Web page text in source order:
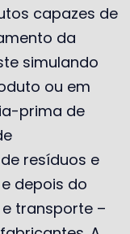
capazes de
da
simulando
ou em
prima de
resíduos e
depois do
transporte –